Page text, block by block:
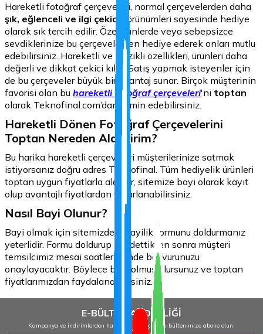
Hareketli fotoğraf çerçeveleri, normal çerçevelerden daha
şık, eğlenceli ve ilgi çekici
görünümleri sayesinde hediye
olarak sık tercih edilir. Özel günlerde veya sebepsizce
sevdiklerinize bu çerçevelerden hediye ederek onları mutlu
edebilirsiniz. Hareketli ve müzikli özellikleri, ürünleri daha
değerli ve dikkat çekici kılar. Satış yapmak isteyenler için
de bu çerçeveler büyük bir avantaj sunar. Birçok müşterinin
favorisi olan bu hareketli fotoğraf çerçeveleri'ni toptan
olarak Teknofinal.com’dan temin edebilirsiniz.
Hareketli Dönen Fotoğraf Çerçevelerini
Toptan Nereden Alabilirim?
Bu harika hareketli çerçeveleri müşterilerinize satmak
istiyorsanız doğru adres Teknofinal. Tüm hediyelik ürünleri
toptan uygun fiyatlarla alabilir, sitemize bayi olarak kayıt
olup avantajlı fiyatlardan yararlanabilirsiniz.
Nasıl Bayi Olunur?
Bayi olmak için sitemizdeki bayilik formunu doldurmanız
yeterlidir. Formu doldurup kaydettikten sonra müşteri
temsilcimiz mesai saatleri içinde başvurunuzu
onaylayacaktır. Böylece bayi olmuş olursunuz ve toptan
fiyatlarımızdan faydalanabilirsiniz.
E-BÜLTEN ABONELİĞİ
Kampanya ve indirimlerden haberdar olmak için e-bültenimize abone olun.